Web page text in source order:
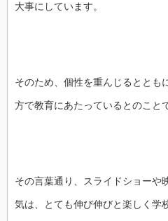
大事にしています。
そのため、個性を重んじるととも
方で教育にあたっているとのこと
その言葉通り、スライドショーや
気は、とても伸び伸びと楽しく学